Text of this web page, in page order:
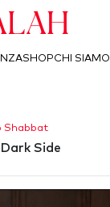
SHOPCHI SIAMO
Shabbat
Side